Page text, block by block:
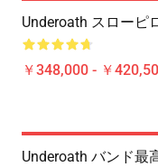
Underoath スローピ
￥348,000 - ￥
Underoath バンド最